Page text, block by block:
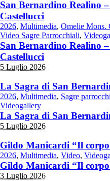
San Bernardino Realino
Castellucci
2026, Multimedia, Omelie Mons.
Video Sagre Parrocchiali,
San Bernardino Realino
Castellucci
5 Luglio 2026
La Sagra di San
2026, Multimedia, Sagre
Videogallery
La Sagra di San
5 Luglio 2026
Gildo Manicardi “Il corpo
2026, Multimedia, Video,
Gildo Manicardi “Il corpo
3 Luglio 2026